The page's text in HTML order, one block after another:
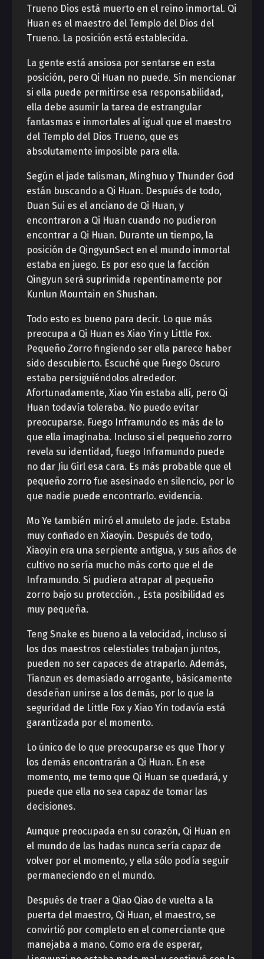
Trueno Dios está muerto en el reino inmortal. Qi
Huan es el maestro del Templo del Dios del
Trueno. La posición está establecida.
La gente está ansiosa por sentarse en esta
posición, pero Qi Huan no puede. Sin mencionar
si ella puede permitirse esa responsabilidad,
ella debe asumir la tarea de estrangular
fantasmas e inmortales al igual que el maestro
del Templo del Dios Trueno, que es
absolutamente imposible para ella.
Según el jade talisman, Minghuo y Thunder God
están buscando a Qi Huan. Después de todo,
Duan Sui es el anciano de Qi Huan, y
encontraron a Qi Huan cuando no pudieron
encontrar a Qi Huan. Durante un tiempo, la
posición de QingyunSect en el mundo inmortal
estaba en juego. Es por eso que la facción
Qingyun será suprimida repentinamente por
Kunlun Mountain en Shushan.
Todo esto es bueno para decir. Lo que más
preocupa a Qi Huan es Xiao Yin y Little Fox.
Pequeño Zorro fingiendo ser ella parece haber
sido descubierto. Escuché que Fuego Oscuro
estaba persiguiéndolos alrededor.
Afortunadamente, Xiao Yin estaba allí, pero Qi
Huan todavía toleraba. No puedo evitar
preocuparse. Fuego Inframundo es más de lo
que ella imaginaba. Incluso si el pequeño zorro
revela su identidad, fuego Inframundo puede
no dar Jiu Girl esa cara. Es más probable que el
pequeño zorro fue asesinado en silencio, por lo
que nadie puede encontrarlo. evidencia.
Mo Ye también miró el amuleto de jade. Estaba
muy confiado en Xiaoyin. Después de todo,
Xiaoyin era una serpiente antigua, y sus años de
cultivo no sería mucho más corto que el de
Inframundo. Si pudiera atrapar al pequeño
zorro bajo su protección. , Esta posibilidad es
muy pequeña.
Teng Snake es bueno a la velocidad, incluso si
los dos maestros celestiales trabajan juntos,
pueden no ser capaces de atraparlo. Además,
Tianzun es demasiado arrogante, básicamente
desdeñan unirse a los demás, por lo que la
seguridad de Little Fox y Xiao Yin todavía está
garantizada por el momento.
Lo único de lo que preocuparse es que Thor y
los demás encontrarán a Qi Huan. En ese
momento, me temo que Qi Huan se quedará, y
puede que ella no sea capaz de tomar las
decisiones.
Aunque preocupada en su corazón, Qi Huan en
el mundo de las hadas nunca sería capaz de
volver por el momento, y ella sólo podía seguir
permaneciendo en el mundo.
Después de traer a Qiao Qiao de vuelta a la
puerta del maestro, Qi Huan, el maestro, se
convirtió por completo en el comerciante que
manejaba a mano. Como era de esperar,